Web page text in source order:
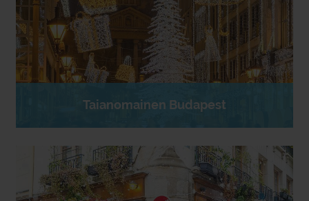
Taianomainen Budapest